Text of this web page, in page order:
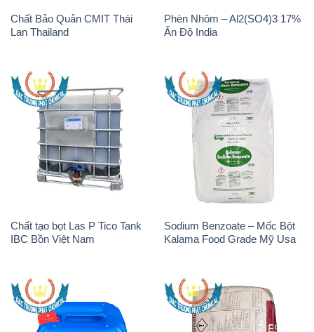
Chất Bảo Quản CMIT Thái
Lan Thailand
Phèn Nhôm – Al2(SO4)3 17%
Ấn Độ India
Chất tạo bọt Las P Tico Tank
IBC Bồn Việt Nam
Sodium Benzoate – Mốc Bột
Kalama Food Grade Mỹ Usa